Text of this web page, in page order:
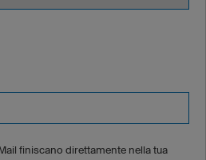
finiscano direttamente nella tua